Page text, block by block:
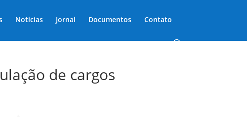
Notícias Jornal Documentos Contato
de cargos